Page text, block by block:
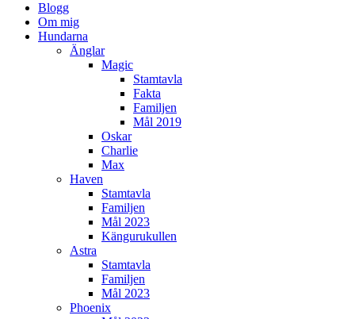
innehåll
Freestylehundar.se
Blogg
Om mig
Hundarna
Änglar
Magic
Stamtavla
Fakta
Familjen
Mål 2019
Oskar
Charlie
Max
Haven
Stamtavla
Familjen
Mål 2023
Kängurukullen
Astra
Stamtavla
Familjen
Mål 2023
Phoenix